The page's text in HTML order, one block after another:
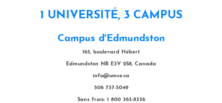
1 UNIVERSITÉ, 3 CAMPUS
Campus d'Edmundston
165, boulevard Hébert
Edmundston NB E3V 2S8, Canada
info@umce.ca
506 737-5049
Sans frais: 1 800 363-8336